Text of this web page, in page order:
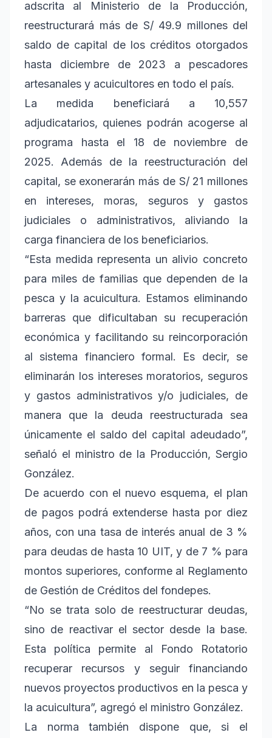
adscrita al Ministerio de la Producción,
reestructurará más de S/ 49.9 millones del
saldo de capital de los créditos otorgados
hasta diciembre de 2023 a pescadores
artesanales y acuicultores en todo el país.
La medida beneficiará a 10,557
adjudicatarios, quienes podrán acogerse al
programa hasta el 18 de noviembre de
2025. Además de la reestructuración del
capital, se exonerarán más de S/ 21 millones
en intereses, moras, seguros y gastos
judiciales o administrativos, aliviando la
carga financiera de los beneficiarios.
“Esta medida representa un alivio concreto
para miles de familias que dependen de la
pesca y la acuicultura. Estamos eliminando
barreras que dificultaban su recuperación
económica y facilitando su reincorporación
al sistema financiero formal. Es decir, se
eliminarán los intereses moratorios, seguros
y gastos administrativos y/o judiciales, de
manera que la deuda reestructurada sea
únicamente el saldo del capital adeudado”,
señaló el ministro de la Producción, Sergio
González.
De acuerdo con el nuevo esquema, el plan
de pagos podrá extenderse hasta por diez
años, con una tasa de interés anual de 3 %
para deudas de hasta 10 UIT, y de 7 % para
montos superiores, conforme al Reglamento
de Gestión de Créditos del fondepes.
“No se trata solo de reestructurar deudas,
sino de reactivar el sector desde la base.
Esta política permite al Fondo Rotatorio
recuperar recursos y seguir financiando
nuevos proyectos productivos en la pesca y
la acuicultura”, agregó el ministro González.
La norma también dispone que, si el